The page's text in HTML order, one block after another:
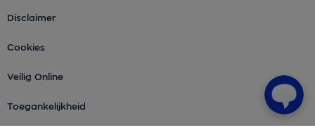
Disclaimer
Cookies
Veilig Online
Toegankelijkheid